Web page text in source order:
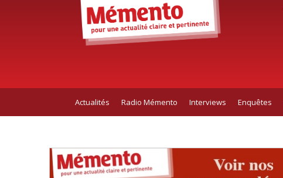
Actualités Radio Mémento Interviews Enquêtes